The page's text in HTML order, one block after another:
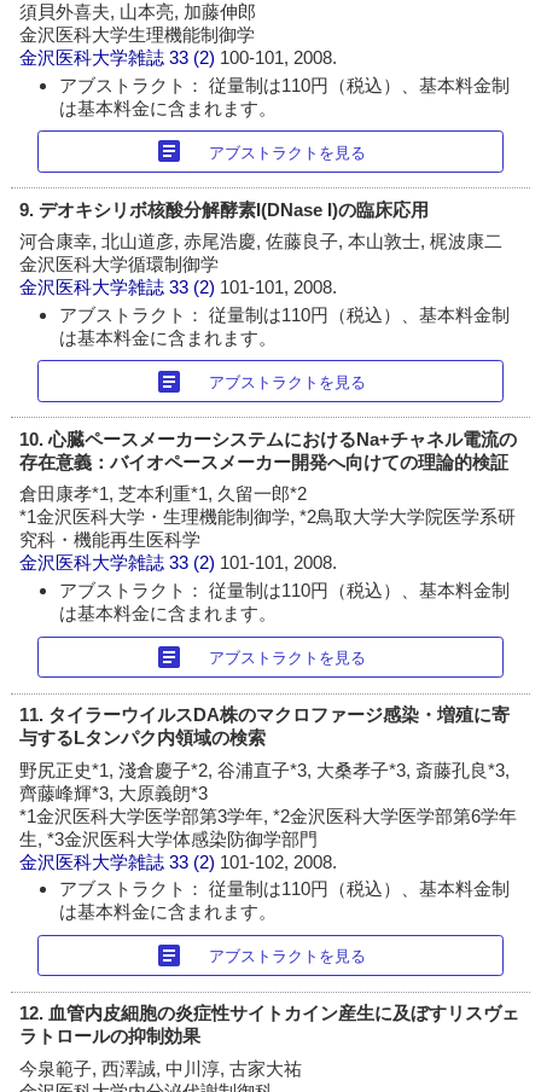
須貝外喜夫, 山本亮, 加藤伸郎
金沢医科大学生理機能制御学
金沢医科大学雑誌 33 (2) 100-101, 2008.
アブストラクト： 従量制は110円（税込）、基本料金制
は基本料金に含まれます。
article アブストラクトを見る
9. デオキシリボ核酸分解酵素I(DNase I)の臨床応用
河合康幸, 北山道彦, 赤尾浩慶, 佐藤良子, 本山敦士, 梶波康二
金沢医科大学循環制御学
金沢医科大学雑誌 33 (2) 101-101, 2008.
アブストラクト： 従量制は110円（税込）、基本料金制
は基本料金に含まれます。
article アブストラクトを見る
10. 心臓ペースメーカーシステムにおけるNa+チャネル電流の
存在意義：バイオペースメーカー開発へ向けての理論的検証
倉田康孝*1, 芝本利重*1, 久留一郎*2
*1金沢医科大学・生理機能制御学, *2鳥取大学大学院医学系研
究科・機能再生医科学
金沢医科大学雑誌 33 (2) 101-101, 2008.
アブストラクト： 従量制は110円（税込）、基本料金制
は基本料金に含まれます。
article アブストラクトを見る
11. タイラーウイルスDA株のマクロファージ感染・増殖に寄
与するLタンパク内領域の検索
野尻正史*1, 淺倉慶子*2, 谷浦直子*3, 大桑孝子*3, 斎藤孔良*3,
齊藤峰輝*3, 大原義朗*3
*1金沢医科大学医学部第3学年, *2金沢医科大学医学部第6学年
生, *3金沢医科大学体感染防御学部門
金沢医科大学雑誌 33 (2) 101-102, 2008.
アブストラクト： 従量制は110円（税込）、基本料金制
は基本料金に含まれます。
article アブストラクトを見る
12. 血管内皮細胞の炎症性サイトカイン産生に及ぼすリスヴェ
ラトロールの抑制効果
今泉範子, 西澤誠, 中川淳, 古家大祐